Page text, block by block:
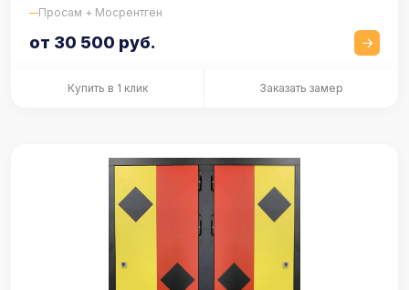
Просам + Мосрентген
от 30 500 руб.
Купить в 1 клик Заказать замер